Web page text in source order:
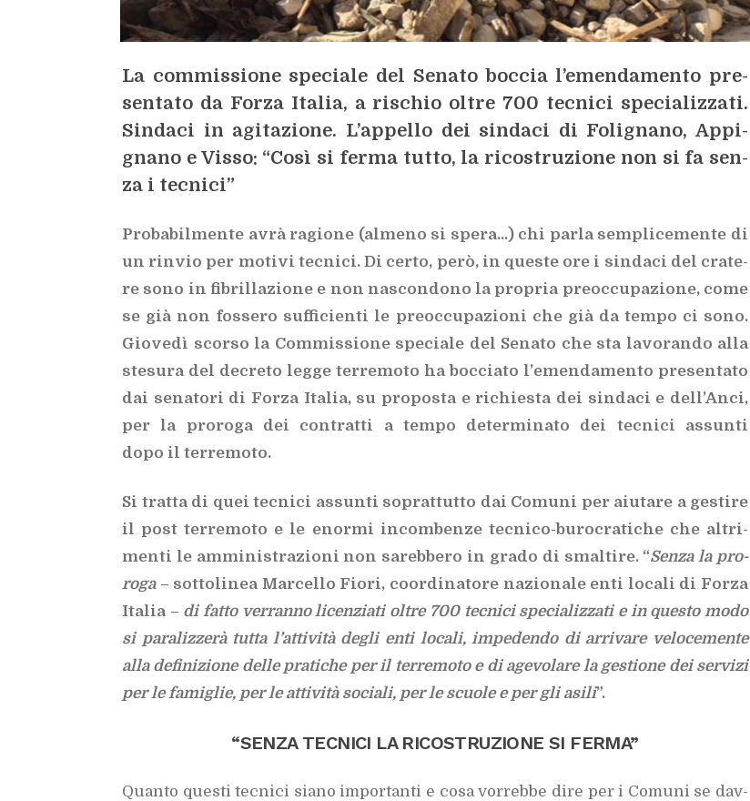
La com­mis­sio­ne spe­cia­le del Se­na­to boc­cia l’e­men­da­men­to pre­
sen­ta­to da For­za Ita­lia, a ri­schio ol­tre 700 tec­ni­ci spe­cia­liz­za­ti.
Sin­da­ci in agi­ta­zio­ne. L’ap­pel­lo dei sin­da­ci di Fo­li­gna­no, Ap­pi­
gna­no e Vis­so: “Così si fer­ma tut­to, la ri­co­stru­zio­ne non si fa sen­
za i tec­ni­ci”
Pro­ba­bil­men­te avrà ra­gio­ne (al­me­no si spe­ra…) chi par­la sem­pli­ce­men­te di
un rin­vio per mo­ti­vi tec­ni­ci. Di cer­to, però, in que­ste ore i sin­da­ci del cra­te­
re sono in fi­bril­la­zio­ne e non na­scon­do­no la pro­pria pre­oc­cu­pa­zio­ne, come
se già non fos­se­ro suf­fi­cien­ti le pre­oc­cu­pa­zio­ni che già da tem­po ci sono.
Gio­ve­dì scor­so la Com­mis­sio­ne spe­cia­le del Se­na­to che sta la­vo­ran­do alla
ste­su­ra del de­cre­to leg­ge ter­re­mo­to ha boc­cia­to l’e­men­da­men­to pre­sen­ta­to
dai se­na­to­ri di For­za Ita­lia, su pro­po­sta e ri­chie­sta dei sin­da­ci e del­l’An­ci,
per la pro­ro­ga dei con­trat­ti a tem­po de­ter­mi­na­to dei tec­ni­ci as­sun­ti
dopo il ter­re­mo­to.
Si trat­ta di quei tec­ni­ci as­sun­ti so­prat­tut­to dai Co­mu­ni per aiu­ta­re a ge­sti­re
il post ter­re­mo­to e le enor­mi in­com­ben­ze tec­ni­co-bu­ro­cra­ti­che che al­tri­
men­ti le am­mi­ni­stra­zio­ni non sa­reb­be­ro in gra­do di smal­ti­re. “Sen­za la pro­
ro­ga– sot­to­li­nea Mar­cel­lo Fio­ri, coor­di­na­to­re na­zio­na­le enti lo­ca­li di For­za
Ita­lia – di fat­to ver­ran­no li­cen­zia­ti ol­tre 700 tec­ni­ci spe­cia­liz­za­ti e in que­sto modo
si pa­ra­liz­ze­rà tut­ta l’at­ti­vi­tà de­gli enti lo­ca­li, im­pe­den­do di ar­ri­va­re ve­lo­ce­men­te
alla de­fi­ni­zio­ne del­le pra­ti­che per il ter­re­mo­to e di age­vo­la­re la ge­stio­ne dei ser­vi­zi
per le fa­mi­glie, per le at­ti­vi­tà so­cia­li, per le scuo­le e per gli asi­li”.
“SEN­ZA TEC­NI­CI LA RI­CO­STRU­ZIO­NE SI FER­MA”
Quan­to que­sti tec­ni­ci sia­no im­por­tan­ti e cosa vor­reb­be dire per i Co­mu­ni se dav­